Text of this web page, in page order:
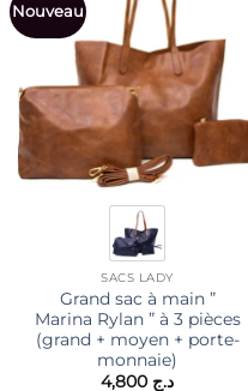
Nouveau
SACS LADY
Grand sac à main ”
Marina Rylan ” à 3 pièces
(grand + moyen + porte-
monnaie)
د.ج